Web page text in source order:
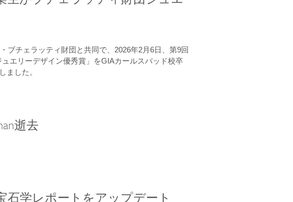
ブチェラッティ財団と共同で、2026年2月6日、第9回
エリーデザイン優秀賞」をGIAカールスバッド校卒
ました。
逝去
石学レポートをアップデート